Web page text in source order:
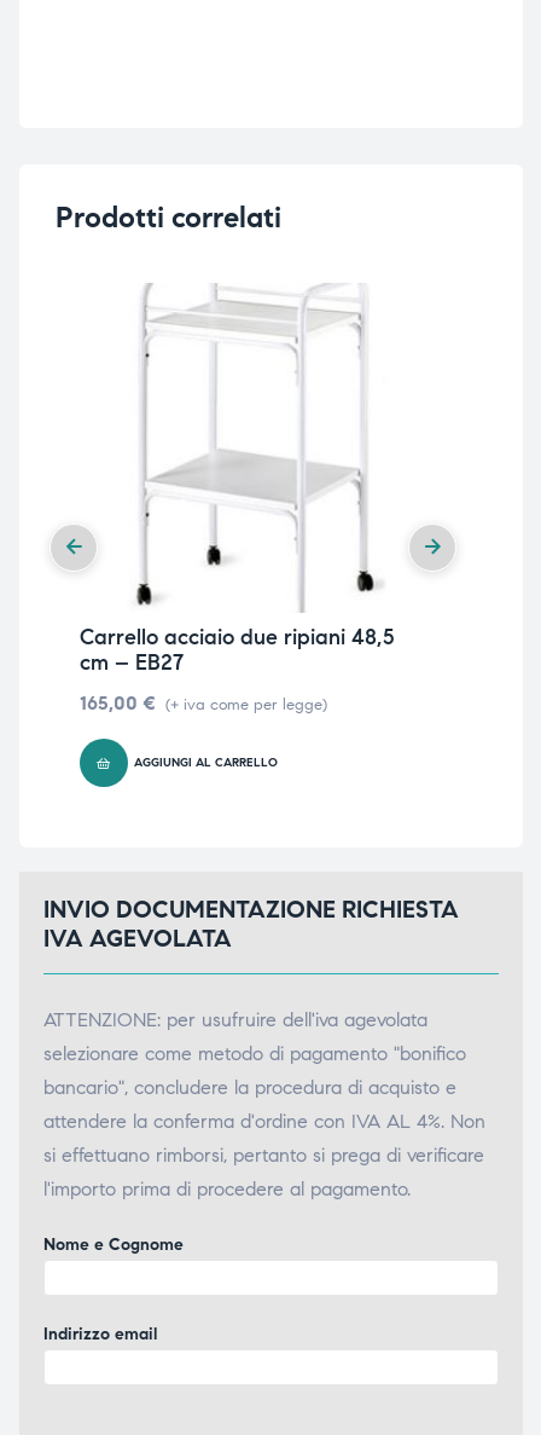
Prodotti correlati
Carrello acciaio due ripiani 48,5
cm – EB27
165,00 € (+ iva come per legge)
AGGIUNGI AL CARRELLO
INVIO DOCUMENTAZIONE RICHIESTA
IVA AGEVOLATA
ATTENZIONE: per usufruire dell'iva agevolata
selezionare come metodo di pagamento "bonifico
bancario", concludere la procedura di acquisto e
attendere la conferma d'ordine con IVA AL 4%. Non
si effettuano rimborsi, pertanto si prega di verificare
l'importo prima di procedere al pagamento.
Nome e Cognome
Indirizzo email